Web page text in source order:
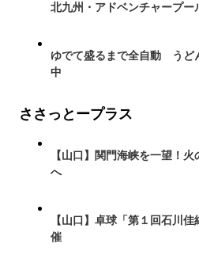
北九州・アドベンチャープー
ゆでて盛るまで全自動 うど
中
ささっとープラス
【山口】関門海峡を一望！
へ
【山口】卓球「第１回石川
催